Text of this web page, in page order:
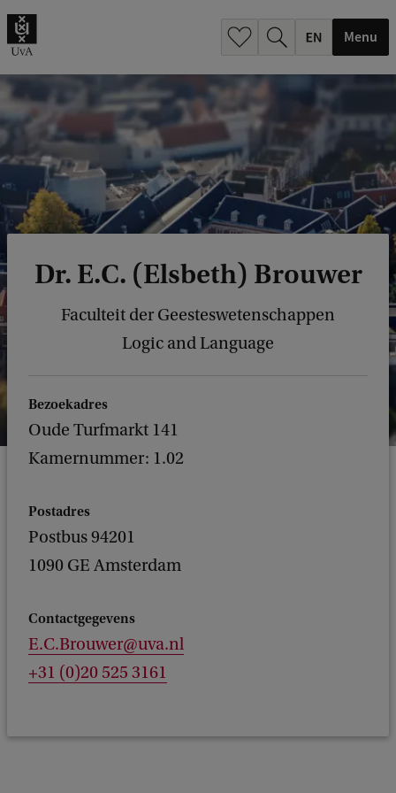
Menu
Dr. E.C. (Elsbeth) Brouwer
Faculteit der Geesteswetenschappen
Logic and Language
Bezoekadres
Oude Turfmarkt 141
Kamernummer: 1.02
Postadres
Postbus 94201
1090 GE Amsterdam
Contactgegevens
E.C.Brouwer@uva.nl
+31 (0)20 525 3161